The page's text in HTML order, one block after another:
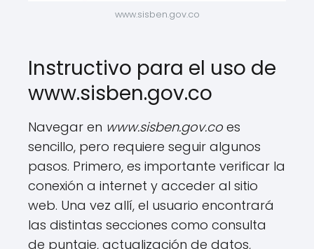
www.sisben.gov.co
Instructivo para el uso de
www.sisben.gov.co
Navegar en www.sisben.gov.co es
sencillo, pero requiere seguir algunos
pasos. Primero, es importante verificar la
conexión a internet y acceder al sitio
web. Una vez allí, el usuario encontrará
las distintas secciones como consulta
de puntaje, actualización de datos,